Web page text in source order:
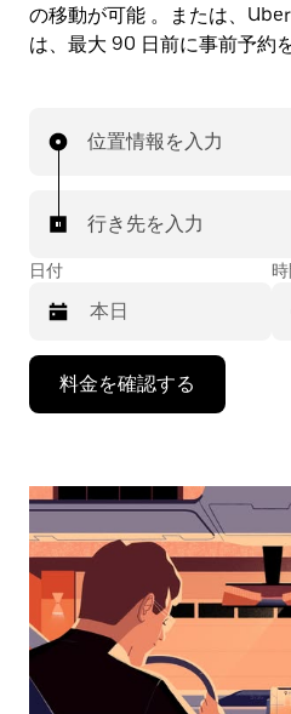
の移動が可能 。または、
は、最大 90 日前に事前予約
位置情報を入力
行き先を入力
日付
で
ン
ダ
ー
を
操
作
料金を確認する